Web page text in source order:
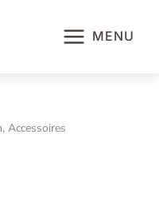
MENU
Accessoires